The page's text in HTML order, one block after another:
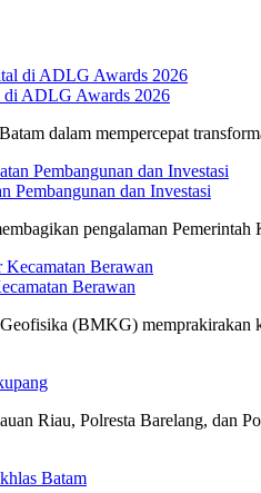
di ADLG Awards 2026
dalam mempercepat
Pembangunan dan Investasi
pengalaman
Berawan
(BMKG) memprakirakan
Riau, Polresta Barelang, dan
Batam